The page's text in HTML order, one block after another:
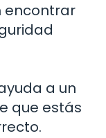
encontrar
a un
que estás